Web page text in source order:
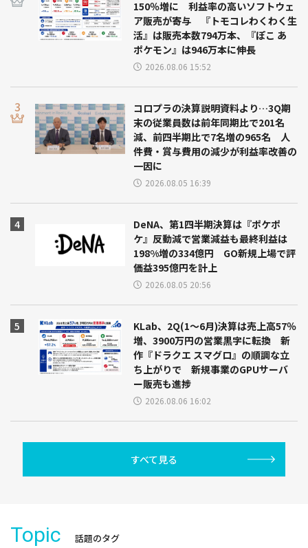
150％増に 利益率の高いソフトウェ
ア販売が寄与 『トモコレわくわく生
活』は販売本数794万本、『ぽこ あ
ポケモン』は946万本に伸長
2026.08.06 15:52
コロプラの決算説明資料より…3Q期
末の従業員数は前年同期比で201名
減、前四半期比で7名増の965名 人
件費・賞与費用の減少が利益率改善の
一因に
2026.08.05 16:39
DeNA、第1四半期決算は『ポケポ
ケ』反動減で営業減益も最終利益は
198%増の334億円 GO新規上場で評
価益395億円を計上
2026.08.05 20:56
KLab、2Q(1～6月)決算は売上高57％
増、3900万円の営業黒字に転換 新
作『ドラクエ スマグロ』の順調な立
ち上がりで 新規事業のGPUサーバ
ー販売も進捗
2026.08.06 16:02
すべて見る
Topic 話題のタグ